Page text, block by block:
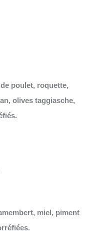
poulet, roquette,
olives taggiasche,
miel, piment